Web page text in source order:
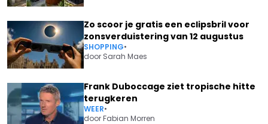
Zo scoor je gratis een eclipsbril voor
zonsverduistering van 12 augustus
SHOPPING•
door Sarah Maes
Frank Duboccage ziet tropische hitte
terugkeren
WEER•
doorFabian Morren